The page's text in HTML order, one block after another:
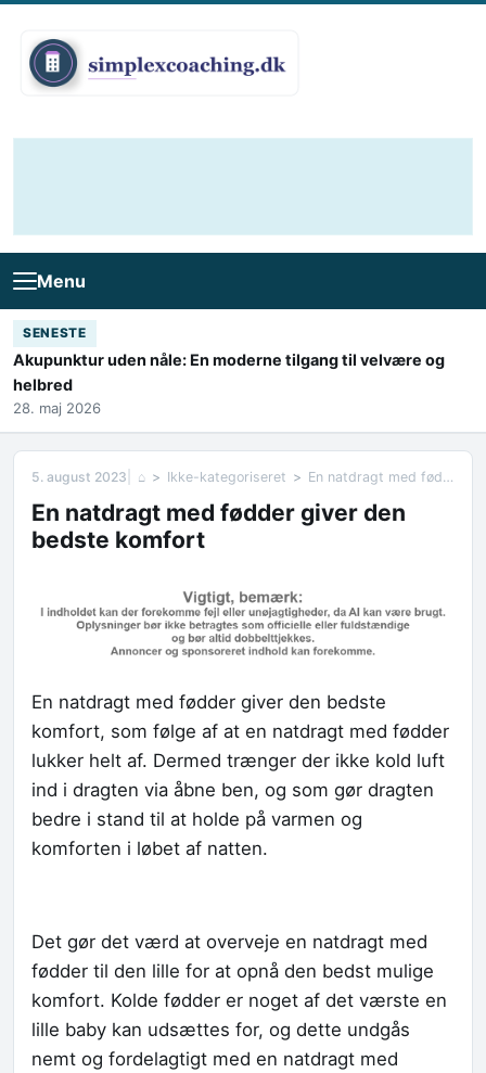
Menu
SENESTE
Akupunktur uden nåle: En moderne tilgang til velvære og
helbred
28. maj 2026
5. august 2023 ⌂ Ikke-kategoriseret En natdragt med fødder giver den bedste komfort
En natdragt med fødder giver den
bedste komfort
En natdragt med fødder giver den bedste
komfort, som følge af at en natdragt med fødder
lukker helt af. Dermed trænger der ikke kold luft
ind i dragten via åbne ben, og som gør dragten
bedre i stand til at holde på varmen og
komforten i løbet af natten.
Det gør det værd at overveje en natdragt med
fødder til den lille for at opnå den bedst mulige
komfort. Kolde fødder er noget af det værste en
lille baby kan udsættes for, og dette undgås
nemt og fordelagtigt med en natdragt med